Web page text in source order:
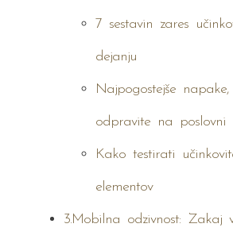
7 sestavin zares
dejanju
Najpogostejše
odpravite na poslovni
Kako testirati
elementov
3.Mobilna odzivnost: Zakaj